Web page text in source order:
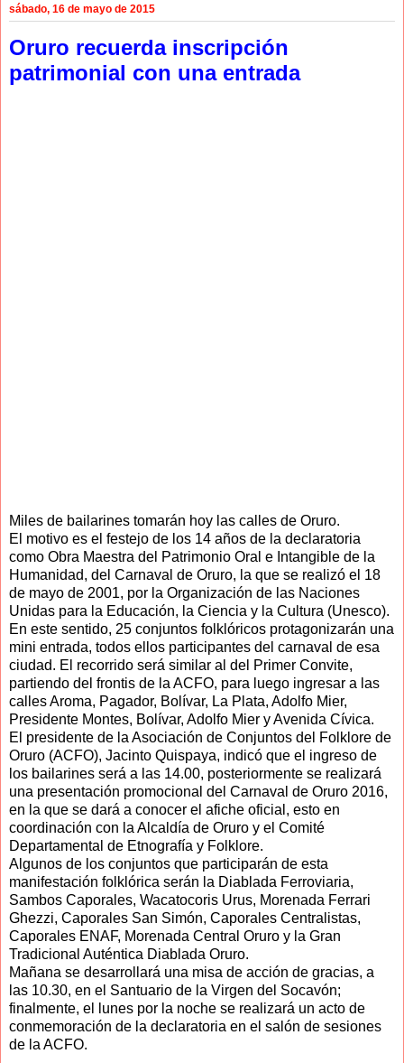
sábado, 16 de mayo de 2015
Oruro recuerda inscripción
patrimonial con una entrada
Miles de bailarines tomarán hoy las calles de Oruro.
El motivo es el festejo de los 14 años de la declaratoria
como Obra Maestra del Patrimonio Oral e Intangible de la
Humanidad, del Carnaval de Oruro, la que se realizó el 18
de mayo de 2001, por la Organización de las Naciones
Unidas para la Educación, la Ciencia y la Cultura (Unesco).
En este sentido, 25 conjuntos folklóricos protagonizarán una
mini entrada, todos ellos participantes del carnaval de esa
ciudad. El recorrido será similar al del Primer Convite,
partiendo del frontis de la ACFO, para luego ingresar a las
calles Aroma, Pagador, Bolívar, La Plata, Adolfo Mier,
Presidente Montes, Bolívar, Adolfo Mier y Avenida Cívica.
El presidente de la Asociación de Conjuntos del Folklore de
Oruro (ACFO), Jacinto Quispaya, indicó que el ingreso de
los bailarines será a las 14.00, posteriormente se realizará
una presentación promocional del Carnaval de Oruro 2016,
en la que se dará a conocer el afiche oficial, esto en
coordinación con la Alcaldía de Oruro y el Comité
Departamental de Etnografía y Folklore.
Algunos de los conjuntos que participarán de esta
manifestación folklórica serán la Diablada Ferroviaria,
Sambos Caporales, Wacatocoris Urus, Morenada Ferrari
Ghezzi, Caporales San Simón, Caporales Centralistas,
Caporales ENAF, Morenada Central Oruro y la Gran
Tradicional Auténtica Diablada Oruro.
Mañana se desarrollará una misa de acción de gracias, a
las 10.30, en el Santuario de la Virgen del Socavón;
finalmente, el lunes por la noche se realizará un acto de
conmemoración de la declaratoria en el salón de sesiones
de la ACFO.